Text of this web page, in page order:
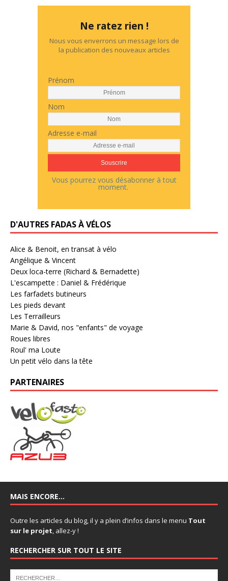
Ne ratez rien !
Nous vous enverrons un message lors de
la publication des nouveaux articles
Prénom
Nom
Adresse e-mail
Vous pourrez vous désabonner à tout
moment.
D'AUTRES FADAS À VÉLOS
Alice & Benoit, en transat à vélo
Angélique & Vincent
Deux loca-terre (Richard & Bernadette)
L'escampette : Daniel & Frédérique
Les farfadets butineurs
Les pieds devant
Les Terrailleurs
Marie & David, nos "enfants" de voyage
Roues libres
Roul' ma Loute
Un petit vélo dans la tête
PARTENAIRES
MAIS ENCORE…
Outre les articles du blog, il y a plein d’infos dans le menu Tout
sur le projet, allez-y !
RECHERCHER SUR TOUT LE SITE